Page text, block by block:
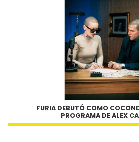
FURIA DEBUTÓ COMO
PROGRAMA DE ALEX